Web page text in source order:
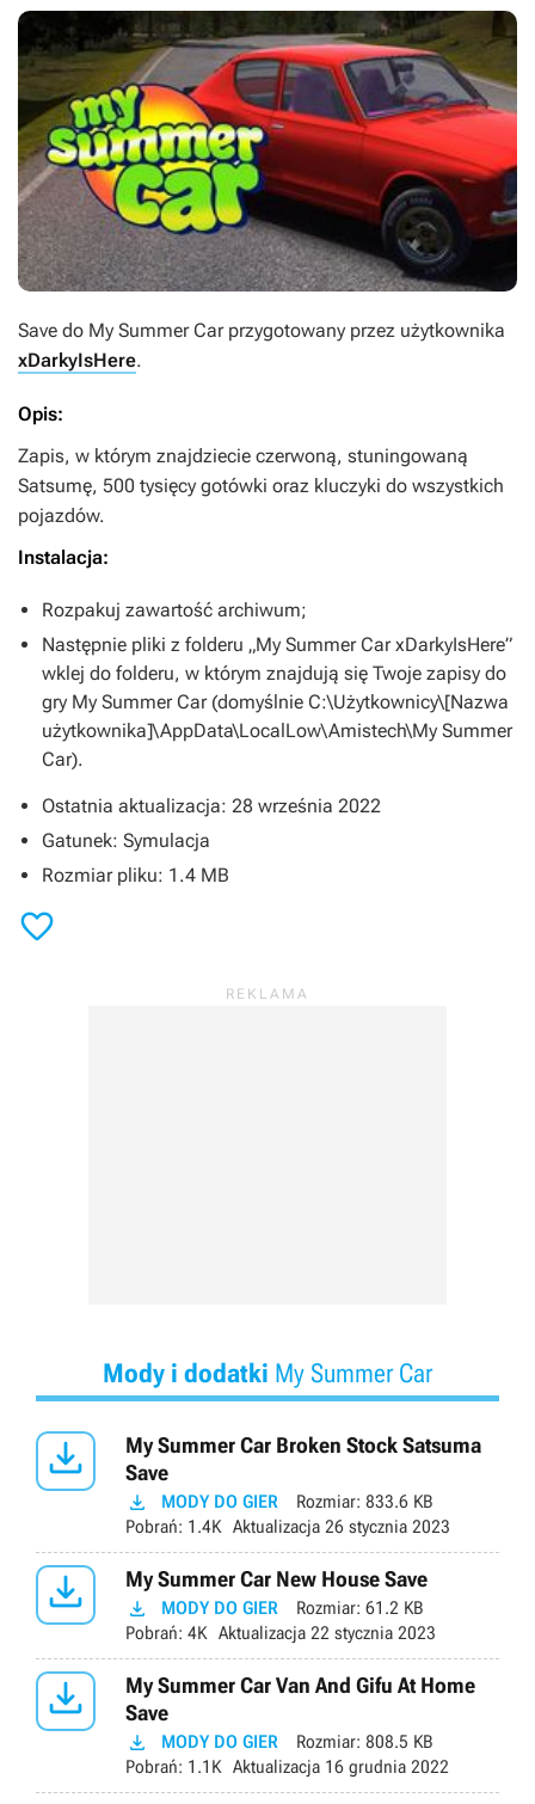
Save do My Summer Carprzygotowany przez użytkownika
xDarkyIsHere.
Opis:
Zapis, w którym znajdziecie czerwoną, stuningowaną
Satsumę, 500 tysięcy gotówki oraz kluczyki do wszystkich
pojazdów.
Instalacja:
Rozpakuj zawartość archiwum;
Następnie pliki z folderu „My Summer Car xDarkyIsHere”
wklej do folderu, w którym znajdują się Twoje zapisy do
gry My Summer Car (domyślnie C:\Użytkownicy\[Nazwa
użytkownika]\AppData\LocalLow\Amistech\My Summer
Car).
Ostatnia aktualizacja: 28 września 2022
Gatunek: Symulacja
Rozmiar pliku: 1.4 MB

Mody i dodatki My Summer Car

My Summer Car Broken Stock Satsuma
Save
 MODY DO GIER Rozmiar: 833.6 KB
Pobrań: 1.4K Aktualizacja 26 stycznia 2023
 My Summer Car New House Save
 MODY DO GIER Rozmiar: 61.2 KB
Pobrań: 4K Aktualizacja 22 stycznia 2023

My Summer Car Van And Gifu At Home
Save
 MODY DO GIER Rozmiar: 808.5 KB
Pobrań: 1.1K Aktualizacja 16 grudnia 2022